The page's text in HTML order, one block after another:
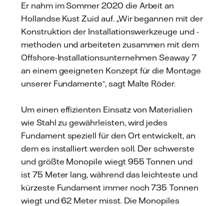
Er nahm im Sommer 2020 die Arbeit an
Hollandse Kust Zuid auf. „Wir begannen mit der
Konstruktion der Installationswerkzeuge und -
methoden und arbeiteten zusammen mit dem
Offshore-Installationsunternehmen Seaway 7
an einem geeigneten Konzept für die Montage
unserer Fundamente“, sagt Malte Röder.
Um einen effizienten Einsatz von Materialien
wie Stahl zu gewährleisten, wird jedes
Fundament speziell für den Ort entwickelt, an
dem es installiert werden soll. Der schwerste
und größte Monopile wiegt 955 Tonnen und
ist 75 Meter lang, während das leichteste und
kürzeste Fundament immer noch 735 Tonnen
wiegt und 62 Meter misst. Die Monopiles